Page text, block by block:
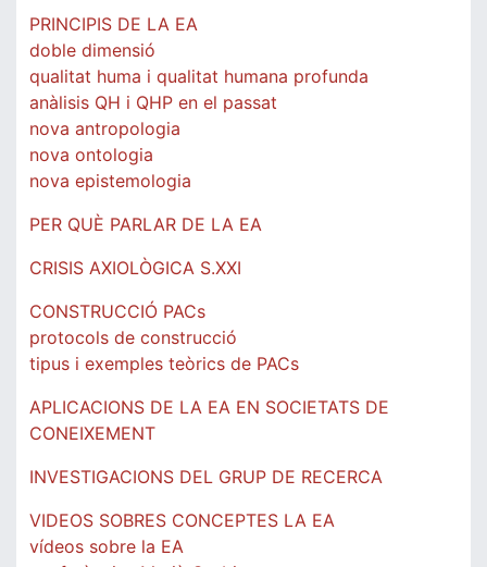
PRINCIPIS DE LA EA
doble dimensió
qualitat huma i qualitat humana profunda
anàlisis QH i QHP en el passat
nova antropologia
nova ontologia
nova epistemologia
PER QUÈ PARLAR DE LA EA
CRISIS AXIOLÒGICA S.XXI
CONSTRUCCIÓ PACs
protocols de construcció
tipus i exemples teòrics de PACs
APLICACIONS DE LA EA EN SOCIETATS DE
CONEIXEMENT
INVESTIGACIONS DEL GRUP DE RECERCA
VIDEOS SOBRES CONCEPTES LA EA
vídeos sobre la EA